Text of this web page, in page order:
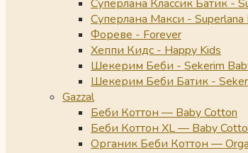
Суперлана Классик Батик -
Суперлана Макси - Superlana
Фореве - Forever
Хеппи Кидс - Happy Kids
Шекерим Беби - Sekerim
Шекерим Беби Батик -
Gazzal
Беби Коттон — Baby Cotton
Беби Коттон XL — Baby
Органик Беби Коттон —